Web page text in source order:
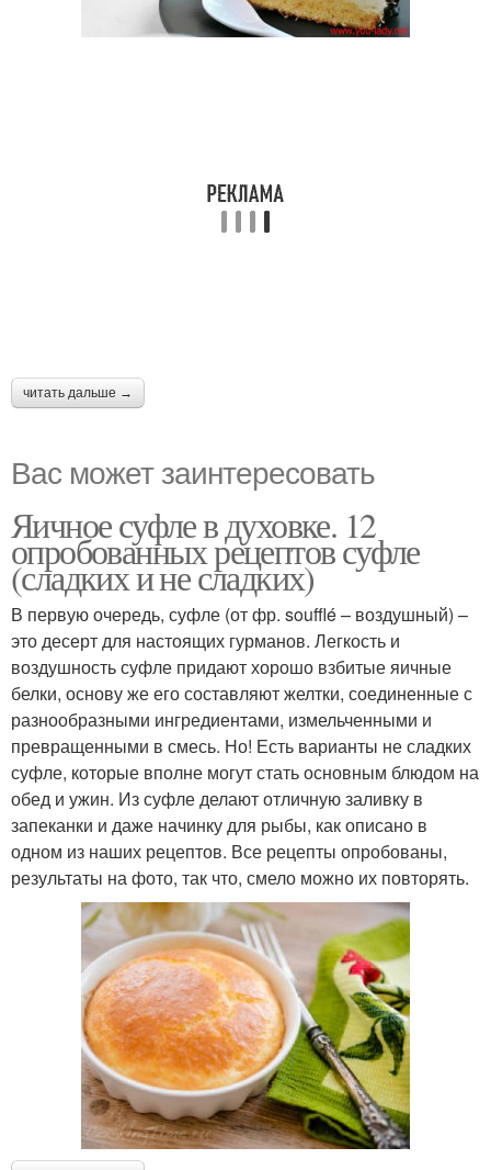
читать дальше →
Вас может заинтересовать
Яичное суфле в духовке. 12
опробованных рецептов суфле
(сладких и не сладких)
В первую очередь, суфле (от фр. soufflé – воздушный) –
это десерт для настоящих гурманов. Легкость и
воздушность суфле придают хорошо взбитые яичные
белки, основу же его составляют желтки, соединенные с
разнообразными ингредиентами, измельченными и
превращенными в смесь. Но! Есть варианты не сладких
суфле, которые вполне могут стать основным блюдом на
обед и ужин. Из суфле делают отличную заливку в
запеканки и даже начинку для рыбы, как описано в
одном из наших рецептов. Все рецепты опробованы,
результаты на фото, так что, смело можно их повторять.